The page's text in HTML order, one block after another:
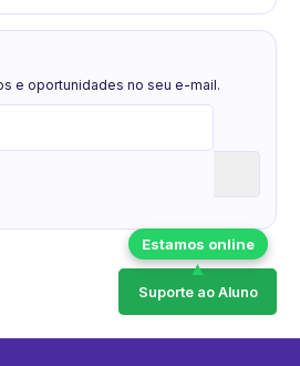
e oportunidades no seu e-mail.
Suporte ao Aluno